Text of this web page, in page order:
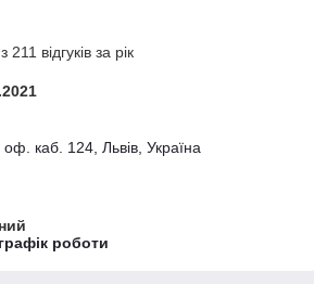
відгуків за рік
каб. 124, Львів, Україна
роботи